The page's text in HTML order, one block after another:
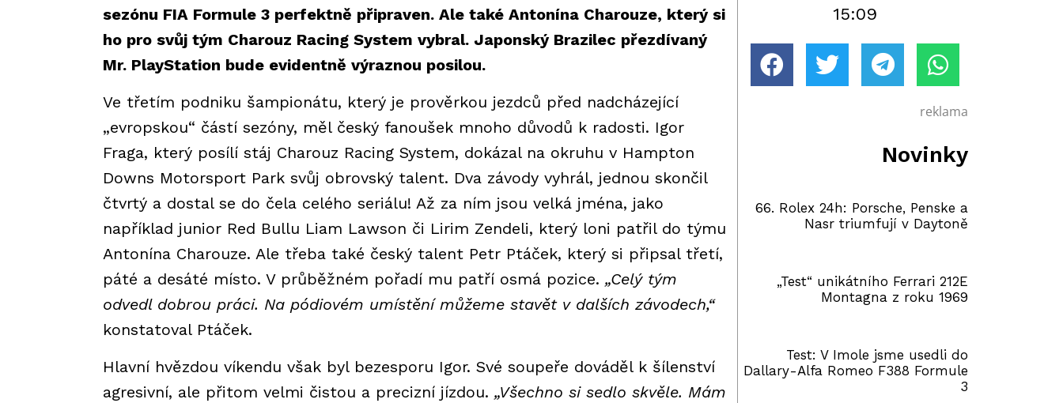
sezónu FIA Formule 3 perfektně připraven. Ale také Antonína Charouze, který si
ho pro svůj tým Charouz Racing System vybral. Japonský Brazilec přezdívaný
Mr. PlayStation bude evidentně výraznou posilou.
Ve třetím podniku šampionátu, který je prověrkou jezdců před nadcházející
„evropskou“ částí sezóny, měl český fanoušek mnoho důvodů k radosti. Igor
Fraga, který posílí stáj Charouz Racing System, dokázal na okruhu v Hampton
Downs Motorsport Park svůj obrovský talent. Dva závody vyhrál, jednou skončil
čtvrtý a dostal se do čela celého seriálu! Až za ním jsou velká jména, jako
například junior Red Bullu Liam Lawson či Lirim Zendeli, který loni patřil do týmu
Antonína Charouze. Ale třeba také český talent Petr Ptáček, který si připsal třetí,
páté a desáté místo. V průběžném pořadí mu patří osmá pozice. „Celý tým
odvedl dobrou práci. Na pódiovém umístění můžeme stavět v dalších závodech,“
konstatoval Ptáček.
Hlavní hvězdou víkendu však byl bezesporu Igor. Své soupeře dováděl k šílenství
agresivní, ale přitom velmi čistou a precizní jízdou. „Všechno si sedlo skvěle. Mám
15:09
reklama
Novinky
66. Rolex 24h: Porsche, Penske a
Nasr triumfují v Daytoně
„Test“ unikátního Ferrari 212E
Montagna z roku 1969
Test: V Imole jsme usedli do
Dallary-Alfa Romeo F388 Formule
3